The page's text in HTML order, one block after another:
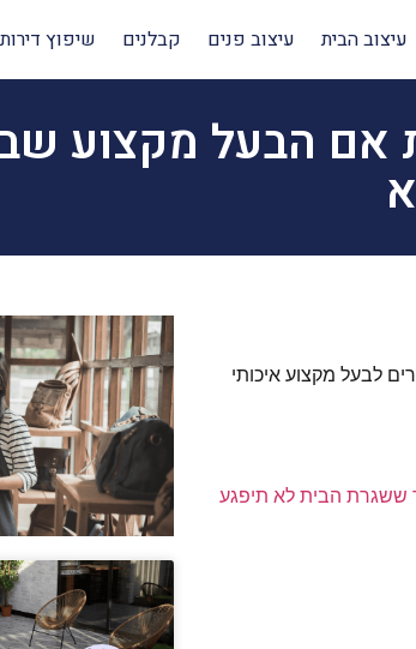
עיצוב הבית עיצוב פנים קבלנים שיפוץ דירות
אם הבעל מקצוע
לבעל מקצוע איכותי
ששגרת הבית לא תיפגע